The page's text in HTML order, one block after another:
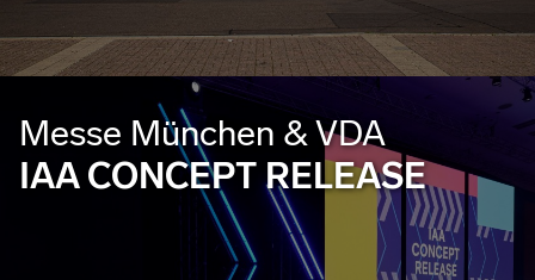
Messe München & VDA
IAA CONCEPT RELEASE